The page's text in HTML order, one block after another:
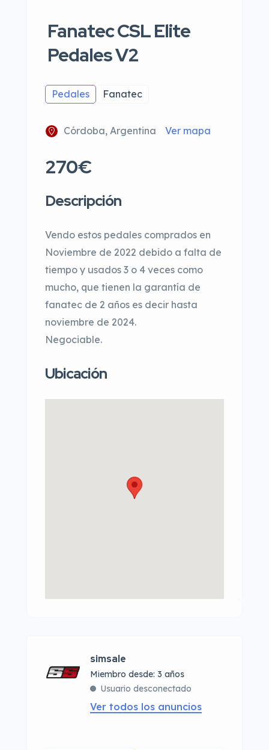
Fanatec CSL Elite
Pedales V2
Pedales Fanatec
Córdoba, Argentina Ver mapa
270€
Descripción
Vendo estos pedales comprados en
Noviembre de 2022 debido a falta de
tiempo y usados 3 o 4 veces como
mucho, que tienen la garantía de
fanatec de 2 años es decir hasta
noviembre de 2024.
Negociable.
Ubicación
simsale
Miembro desde: 3 años
Usuario desconectado
Ver todos los anuncios